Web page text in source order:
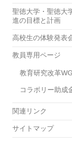
聖徳大学・聖徳大
進の目標と計画
高校生の体験発表
教員専用ページ
教育研究改革WG
コラボリー助成
関連リンク
サイトマップ